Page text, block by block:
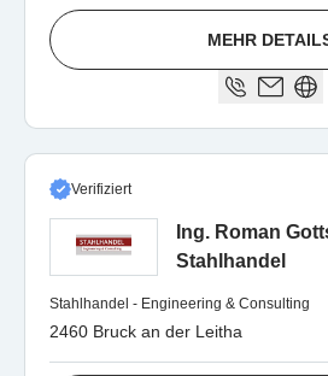
MEHR
Verifiziert
Ing. Roman
Stahlhandel
Stahlhandel - Engineering & Consulting
2460 Bruck an der Leitha